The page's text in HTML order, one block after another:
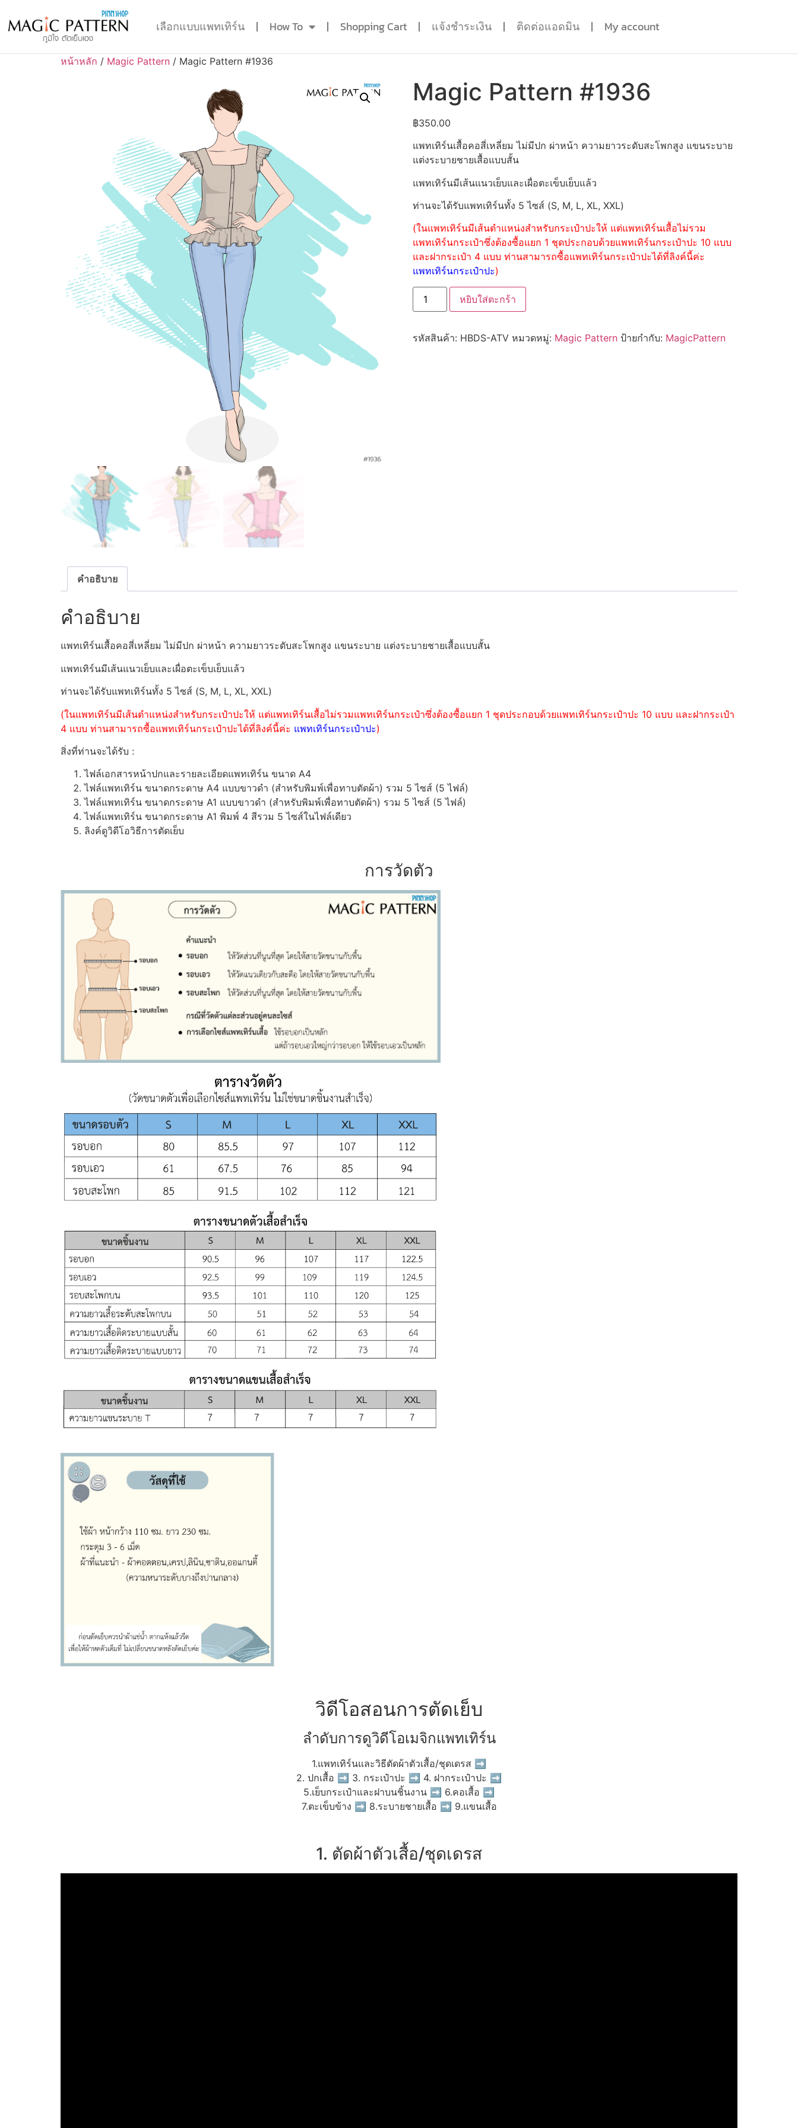
เลือกแบบแพทเทิร์น How To Shopping Cart แจ้งชำระเงิน ติดต่อแอดมิน My account
หน้าหลัก / Magic Pattern / Magic Pattern #1936
Magic Pattern #1936
฿350.00
แพทเทิร์นเสื้อคอสี่เหลี่ยม ไม่มีปก ผ่าหน้า ความยาวระดับสะโพกสูง แขนระบาย
แต่งระบายชายเสื้อแบบสั้น
แพทเทิร์นมีเส้นแนวเย็บและเผื่อตะเข็บเย็บแล้ว
ท่านจะได้รับแพทเทิร์นทั้ง 5 ไซส์ (S, M, L, XL, XXL)
(ในแพทเทิร์นมีเส้นตำแหน่งสำหรับกระเป๋าปะให้ แต่แพทเทิร์นเสื้อไม่รวม
แพทเทิร์นกระเป๋าซึ่งต้องซื้อแยก 1 ชุดประกอบด้วยแพทเทิร์นกระเป๋าปะ 10 แบบ
และฝากระเป๋า 4 แบบ ท่านสามารถซื้อแพทเทิร์นกระเป๋าปะได้ที่ลิงค์นี้ค่ะ
แพทเทิร์นกระเป๋าปะ)
หยิบใส่ตะกร้า
รหัสสินค้า: HBDS-ATV หมวดหมู่: Magic Pattern ป้ายกำกับ: MagicPattern
คำอธิบาย
คำอธิบาย
แพทเทิร์นเสื้อคอสี่เหลี่ยม ไม่มีปก ผ่าหน้า ความยาวระดับสะโพกสูง แขนระบาย แต่งระบายชายเสื้อแบบสั้น
แพทเทิร์นมีเส้นแนวเย็บและเผื่อตะเข็บเย็บแล้ว
ท่านจะได้รับแพทเทิร์นทั้ง 5 ไซส์ (S, M, L, XL, XXL)
(ในแพทเทิร์นมีเส้นตำแหน่งสำหรับกระเป๋าปะให้ แต่แพทเทิร์นเสื้อไม่รวมแพทเทิร์นกระเป๋าซึ่งต้องซื้อแยก 1 ชุดประกอบด้วยแพทเทิร์นกระเป๋าปะ 10 แบบ และฝากระเป๋า
4 แบบ ท่านสามารถซื้อแพทเทิร์นกระเป๋าปะได้ที่ลิงค์นี้ค่ะ แพทเทิร์นกระเป๋าปะ)
สิ่งที่ท่านจะได้รับ :
ไฟล์เอกสารหน้าปกและรายละเอียดแพทเทิร์น ขนาด A4
ไฟล์แพทเทิร์น ขนาดกระดาษ A4 แบบขาวดำ (สำหรับพิมพ์เพื่อทาบตัดผ้า) รวม 5 ไซส์ (5 ไฟล์)
ไฟล์แพทเทิร์น ขนาดกระดาษ A1 แบบขาวดำ (สำหรับพิมพ์เพื่อทาบตัดผ้า) รวม 5 ไซส์ (5 ไฟล์)
ไฟล์แพทเทิร์น ขนาดกระดาษ A1 พิมพ์ 4 สีรวม 5 ไซส์ในไฟล์เดียว
ลิงค์ดูวิดีโอวิธีการตัดเย็บ
การวัดตัว
วิดีโอสอนการตัดเย็บ
ลำดับการดูวิดีโอเมจิกแพทเทิร์น
1.แพทเทิร์นและวิธีตัดผ้าตัวเสื้อ/ชุดเดรส ➡
2. ปกเสื้อ ➡ 3. กระเป๋าปะ ➡ 4. ฝากระเป๋าปะ ➡
5.เย็บกระเป๋าและฝาบนชิ้นงาน ➡ 6.คอเสื้อ ➡
7.ตะเข็บข้าง ➡ 8.ระบายชายเสื้อ ➡ 9.แขนเสื้อ
1. ตัดผ้าตัวเสื้อ/ชุดเดรส